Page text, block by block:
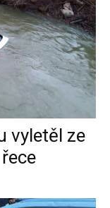
vyletěl ze